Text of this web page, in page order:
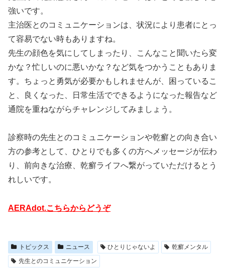
強いです。
主治医とのコミュニケーションは、状況により患者にとっ
て容易でない時もありますね。
先生の顔色を気にしてしまったり、こんなこと聞いたら変
かな？忙しいのに悪いかな？など気をつかうこともありま
す。ちょっと勇気が必要かもしれませんが、困っているこ
と、良くなった、日常生活でできるようになった報告など
通院を重ねながらチャレンジしてみましょう。
診察時の先生とのコミュニケーションや乾癬との向き合い
方の参考として、ひとりでも多くの方へメッセージが伝わ
り、前向きな治療、乾癬ライフへ繋がっていただけるとう
れしいです。
AERAdot.こちらからどうぞ
トピックス ニュース ひとりじゃないよ
乾癬メンタル
先生とのコミュニケーション